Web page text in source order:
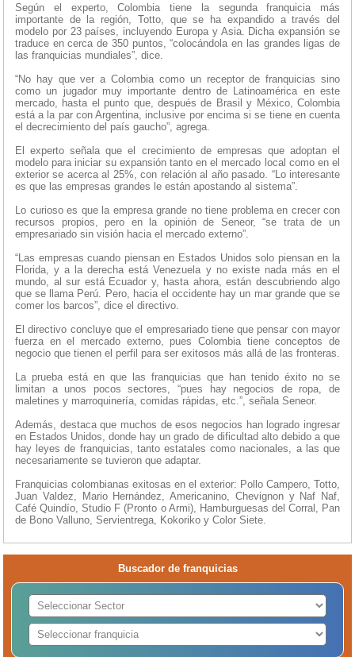
Según el experto, Colombia tiene la segunda franquicia más
importante de la región, Totto, que se ha expandido a través del
modelo por 23 países, incluyendo Europa y Asia. Dicha expansión se
traduce en cerca de 350 puntos, “colocándola en las grandes ligas de
las franquicias mundiales”, dice.
“No hay que ver a Colombia como un receptor de franquicias sino
como un jugador muy importante dentro de Latinoamérica en este
mercado, hasta el punto que, después de Brasil y México, Colombia
está a la par con Argentina, inclusive por encima si se tiene en cuenta
el decrecimiento del país gaucho”, agrega.
El experto señala que el crecimiento de empresas que adoptan el
modelo para iniciar su expansión tanto en el mercado local como en el
exterior se acerca al 25%, con relación al año pasado. “Lo interesante
es que las empresas grandes le están apostando al sistema”.
Lo curioso es que la empresa grande no tiene problema en crecer con
recursos propios, pero en la opinión de Seneor, “se trata de un
empresariado sin visión hacia el mercado externo”.
“Las empresas cuando piensan en Estados Unidos solo piensan en la
Florida, y a la derecha está Venezuela y no existe nada más en el
mundo, al sur está Ecuador y, hasta ahora, están descubriendo algo
que se llama Perú. Pero, hacia el occidente hay un mar grande que se
comer los barcos”, dice el directivo.
El directivo concluye que el empresariado tiene que pensar con mayor
fuerza en el mercado externo, pues Colombia tiene conceptos de
negocio que tienen el perfil para ser exitosos más allá de las fronteras.
La prueba está en que las franquicias que han tenido éxito no se
limitan a unos pocos sectores, “pues hay negocios de ropa, de
maletines y marroquinería, comidas rápidas, etc.”, señala Seneor.
Además, destaca que muchos de esos negocios han logrado ingresar
en Estados Unidos, donde hay un grado de dificultad alto debido a que
hay leyes de franquicias, tanto estatales como nacionales, a las que
necesariamente se tuvieron que adaptar.
Franquicias colombianas exitosas en el exterior: Pollo Campero, Totto,
Juan Valdez, Mario Hernández, Americanino, Chevignon y Naf Naf,
Café Quindío, Studio F (Pronto o Armi), Hamburguesas del Corral, Pan
de Bono Valluno, Servientrega, Kokoriko y Color Siete.
Buscador de franquicias